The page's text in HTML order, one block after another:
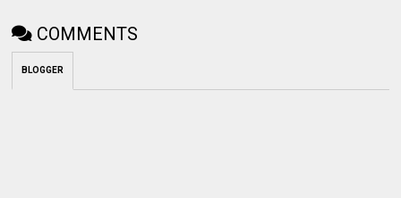
COMMENTS
BLOGGER